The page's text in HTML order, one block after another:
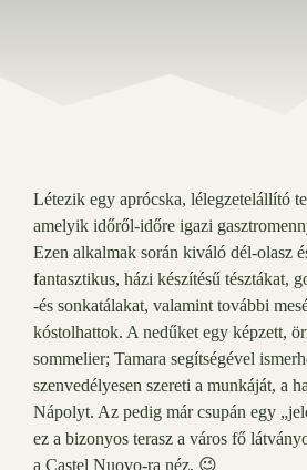
Létezik egy aprócska, lélegzetelállító
amelyik időről-időre igazi
Ezen alkalmak során kiváló dél-olasz
fantasztikus, házi készítésű tésztákat,
-és sonkatálakat, valamint további
kóstolhattok. A nedűket egy képzett,
sommelier; Tamara segítségével
szenvedélyesen szereti a munkáját, a
Nápolyt. Az pedig már csupán egy
ez a bizonyos terasz a város fő
a Castel Nuovo-ra néz. 😉